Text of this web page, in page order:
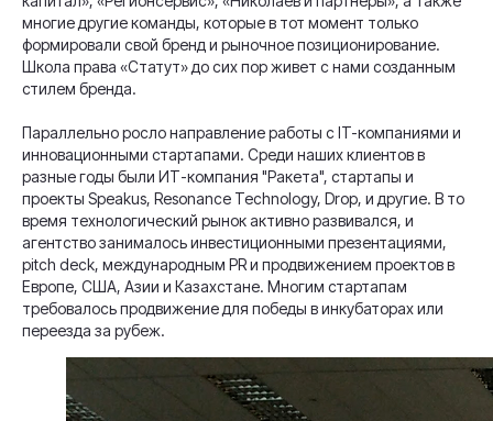
многие другие команды, которые в тот момент только
формировали свой бренд и рыночное позиционирование.
Школа права «Статут» до сих пор живет с нами созданным
стилем бренда.
Параллельно росло направление работы с IT-компаниями и
инновационными стартапами. Среди наших клиентов в
разные годы были ИТ-компания "Ракета", стартапы и
проекты Speakus, Resonance Technology, Drop, и другие. В то
время технологический рынок активно развивался, и
агентство занималось инвестиционными презентациями,
pitch deck, международным PR и продвижением проектов в
Европе, США, Азии и Казахстане. Многим стартапам
требовалось продвижение для победы в инкубаторах или
переезда за рубеж.